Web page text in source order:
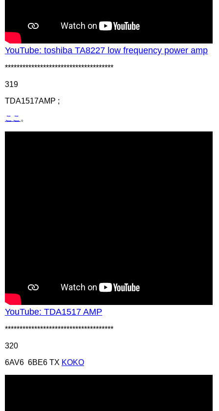
YouTube: toshiba TA8227 low frequency power amp
*************************************
319
TDA1517AMP ;
ここ 。
YouTube: TDA1517 AMP
*************************************
320
6AV6 6BE6 TX KOKO